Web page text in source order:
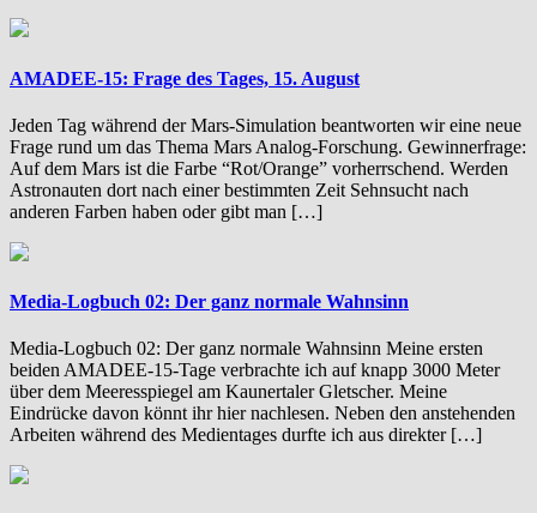
AMADEE-15: Frage des Tages, 15. August
Jeden Tag während der Mars-Simulation beantworten wir eine neue
Frage rund um das Thema Mars Analog-Forschung. Gewinnerfrage:
Auf dem Mars ist die Farbe “Rot/Orange” vorherrschend. Werden
Astronauten dort nach einer bestimmten Zeit Sehnsucht nach
anderen Farben haben oder gibt man […]
Media-Logbuch 02: Der ganz normale Wahnsinn
Media-Logbuch 02: Der ganz normale Wahnsinn Meine ersten
beiden AMADEE-15-Tage verbrachte ich auf knapp 3000 Meter
über dem Meeresspiegel am Kaunertaler Gletscher. Meine
Eindrücke davon könnt ihr hier nachlesen. Neben den anstehenden
Arbeiten während des Medientages durfte ich aus direkter […]